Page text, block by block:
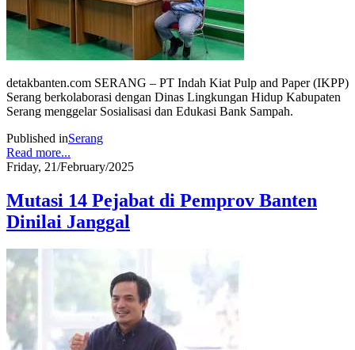
detakbanten.com SERANG – PT Indah Kiat Pulp and Paper (IKPP)
Serang berkolaborasi dengan Dinas Lingkungan Hidup Kabupaten
Serang menggelar Sosialisasi dan Edukasi Bank Sampah.
Published inSerang
Read more...
Friday, 21/February/2025
Mutasi 14 Pejabat di Pemprov Banten
Dinilai Janggal